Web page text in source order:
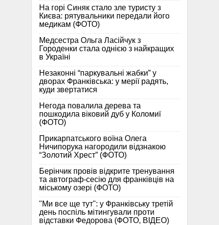
На горі Синяк стало зле туристу з
Києва: рятувальники передали його
медикам (ФОТО)
Медсестра Ольга Ласійчук з
Городенки стала однією з найкращих
в Україні
Незаконні “паркувальні жабки” у
дворах Франківська: у мерії радять,
куди звертатися
Негода повалила дерева та
пошкодила віковий дуб у Коломиї
(ФОТО)
Прикарпатського воїна Олега
Ничипорука нагородили відзнакою
“Золотий Хрест” (ФОТО)
Берінчик провів відкрите тренування
та автограф-сесію для франківців на
міському озері (ФОТО)
"Ми все ще тут": у Франківську третій
день поспіль мітингували проти
відставки Федорова (ФОТО, ВІДЕО)